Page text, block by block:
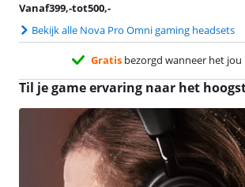
Vanaf399,-tot500,-
Bekijk alle Nova Pro Omni gaming headsets
Gratis bezorgd wanneer het
Til je game ervaring naar het